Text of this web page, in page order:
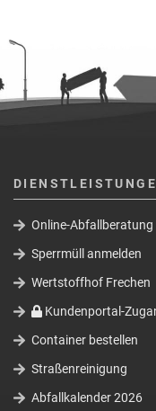
Online-Abfallberatung
Sperrmüll anmelden
Wertstoffhof Frechen
Kundenportal-
Container bestellen
Straßenreinigung
Abfallkalender 2026